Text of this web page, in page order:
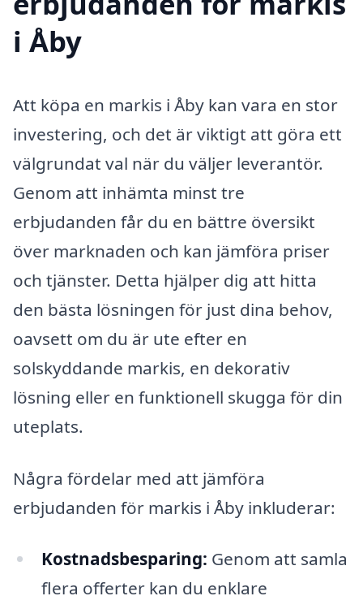
i Åby
Att köpa en markis i Åby kan vara en stor
investering, och det är viktigt att göra ett
välgrundat val när du väljer leverantör.
Genom att inhämta minst tre
erbjudanden får du en bättre översikt
över marknaden och kan jämföra priser
och tjänster. Detta hjälper dig att hitta
den bästa lösningen för just dina behov,
oavsett om du är ute efter en
solskyddande markis, en dekorativ
lösning eller en funktionell skugga för din
uteplats.
Några fördelar med att jämföra
erbjudanden för markis i Åby inkluderar:
Kostnadsbesparing: Genom att samla
flera offerter kan du enklare